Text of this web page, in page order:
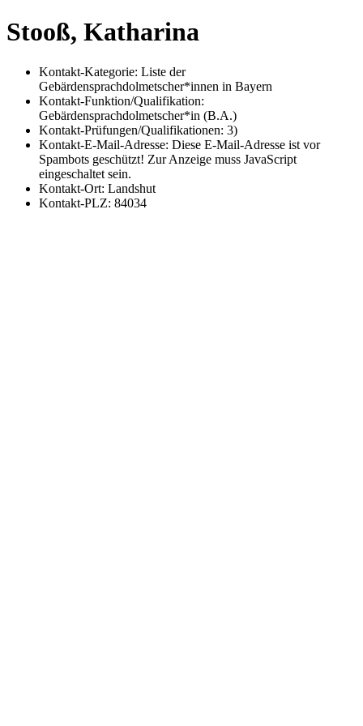
Stooß, Katharina
Kontakt-Kategorie: Liste der
Gebärdensprachdolmetscher*innen in Bayern
Kontakt-Funktion/Qualifikation:
Gebärdensprachdolmetscher*in (B.A.)
Kontakt-Prüfungen/Qualifikationen: 3)
Kontakt-E-Mail-Adresse: Diese E-Mail-Adresse ist vor
Spambots geschützt! Zur Anzeige muss JavaScript
eingeschaltet sein.
Kontakt-Ort: Landshut
Kontakt-PLZ: 84034